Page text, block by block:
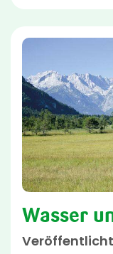
Wasser
Veröffentlicht